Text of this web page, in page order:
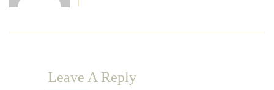
Leave A Reply